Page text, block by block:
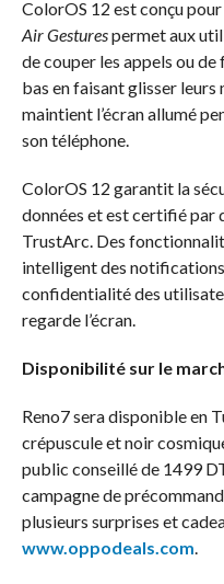
ColorOS 12 est conçu
Air Gesturespermet aux
de couper les appels ou
bas en faisant glisser leurs
maintient l’écran allumé
son téléphone.
ColorOS 12 garantit la
données et est certifié par
TrustArc. Des
intelligent des
confidentialité des
regarde l’écran.
Disponibilité sur le
Reno7 sera disponible en
crépuscule et noir
public conseillé de 1499
campagne de
plusieurs surprises et
www.oppodeals.com.